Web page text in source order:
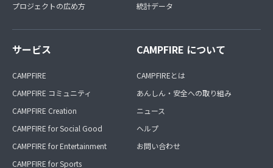
プロジェクトの広め方
統計データ
サービス
CAMPFIRE
CAMPFIRE コミュニティ
CAMPFIRE Creation
CAMPFIRE for Social Good
CAMPFIRE for Entertainment
CAMPFIRE for Sports
CAMPFIRE について
CAMPFIREとは
あんしん・安全への取り組み
ニュース
ヘルプ
お問い合わせ